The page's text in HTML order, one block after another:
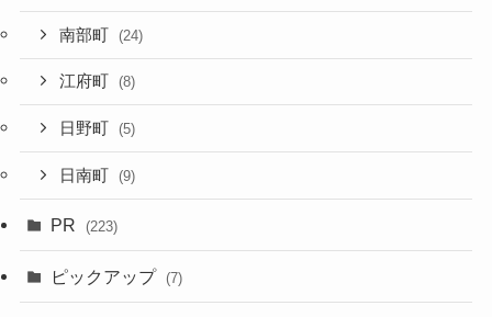
南部町 (24)
江府町 (8)
日野町 (5)
日南町 (9)
PR (223)
ピックアップ (7)